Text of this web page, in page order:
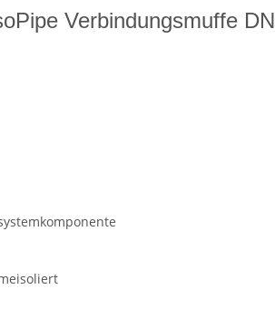
Verbindungsmuffe DN